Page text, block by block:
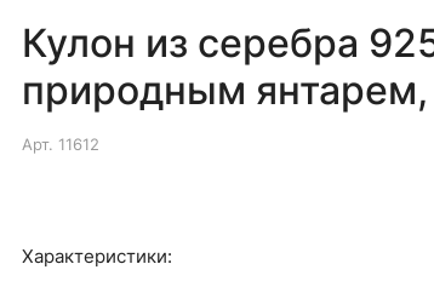
Кулон из серебра
природным янтарем,
Арт. 11612
Характеристики: